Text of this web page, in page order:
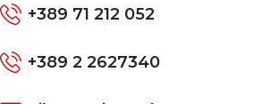
+389 71 212 052
+389 2 2627340